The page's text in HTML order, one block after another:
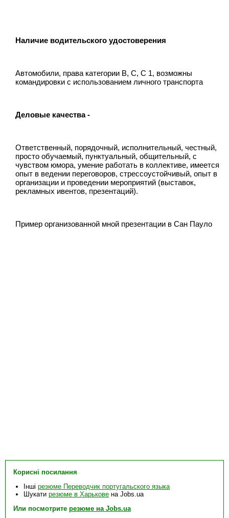
Наличие водительского удостоверения
Автомобили, права категории В, С, C 1, возможны
командировки с использованием личного транспорта
Деловые качества -
Ответственный, порядочный, исполнительный, честный,
просто обучаемый, пунктуальный, общительный, с
чувством юмора, умение работать в коллективе, имеется
опыт в ведении переговоров, стрессоустойчивый, опыт в
организации и проведении мероприятий (выставок,
рекламных ивентов, презентаций).
Пример организованной мной презентации в Сан Пауло
Корисні посилання
Інші резюме Переводчик португальского языка
Шукати резюме в Харькове на Jobs.ua
Или посмотрите резюме на Jobs.ua